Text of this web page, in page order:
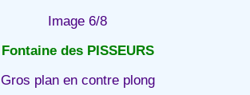
Image 6/8
Fontaine des PISSEURS
Gros plan en contre plong